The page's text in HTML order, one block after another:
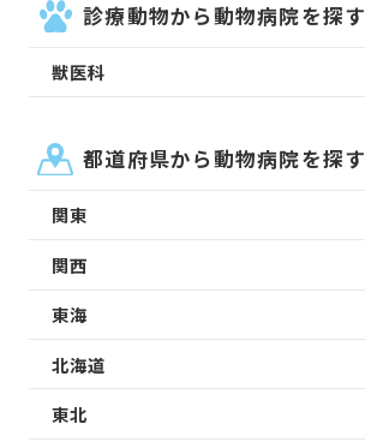
診療動物から動物病院を探す
獣医科
都道府県から動物病院を探す
関東
関西
東海
北海道
東北